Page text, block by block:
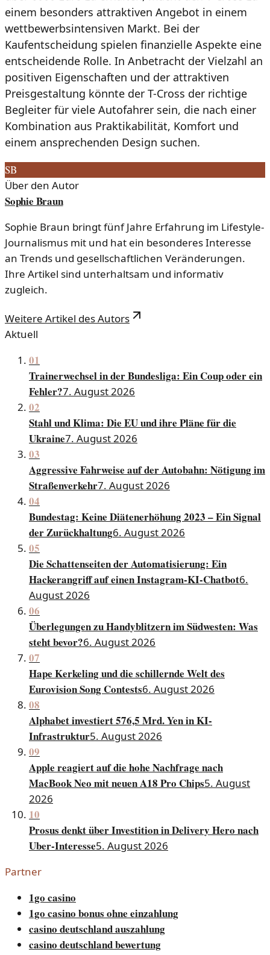
einem besonders attraktiven Angebot in einem
wettbewerbsintensiven Markt. Bei der
Kaufentscheidung spielen finanzielle Aspekte eine
entscheidende Rolle. In Anbetracht der Vielzahl an
positiven Eigenschaften und der attraktiven
Preisgestaltung könnte der T-Cross der richtige
Begleiter für viele Autofahrer sein, die nach einer
Kombination aus Praktikabilität, Komfort und
einem ansprechenden Design suchen.
SB
Über den Autor
Sophie Braun
Sophie Braun bringt fünf Jahre Erfahrung im Lifestyle-
Journalismus mit und hat ein besonderes Interesse
an Trends und gesellschaftlichen Veränderungen.
Ihre Artikel sind unterhaltsam und informativ
zugleich.
Weitere Artikel des Autors
Aktuell
01
Trainerwechsel in der Bundesliga: Ein Coup oder ein
Fehler?7. August 2026
02
Stahl und Klima: Die EU und ihre Pläne für die
Ukraine7. August 2026
03
Aggressive Fahrweise auf der Autobahn: Nötigung im
Straßenverkehr7. August 2026
04
Bundestag: Keine Diätenerhöhung 2023 – Ein Signal
der Zurückhaltung6. August 2026
05
Die Schattenseiten der Automatisierung: Ein
Hackerangriff auf einen Instagram-KI-Chatbot6.
August 2026
06
Überlegungen zu Handyblitzern im Südwesten: Was
steht bevor?6. August 2026
07
Hape Kerkeling und die schillernde Welt des
Eurovision Song Contests6. August 2026
08
Alphabet investiert 576,5 Mrd. Yen in KI-
Infrastruktur5. August 2026
09
Apple reagiert auf die hohe Nachfrage nach
MacBook Neo mit neuen A18 Pro Chips5. August
2026
10
Prosus denkt über Investition in Delivery Hero nach
Uber-Interesse5. August 2026
Partner
1go casino
1go casino bonus ohne einzahlung
casino deutschland auszahlung
casino deutschland bewertung